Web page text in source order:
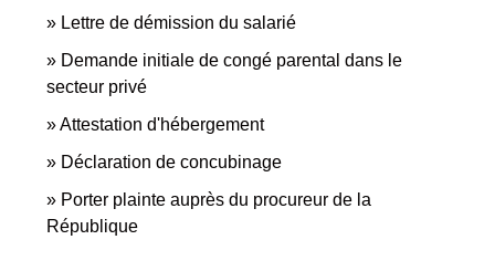
Lettre de démission du salarié
Demande initiale de congé parental dans le
secteur privé
Attestation d'hébergement
Déclaration de concubinage
Porter plainte auprès du procureur de la
République